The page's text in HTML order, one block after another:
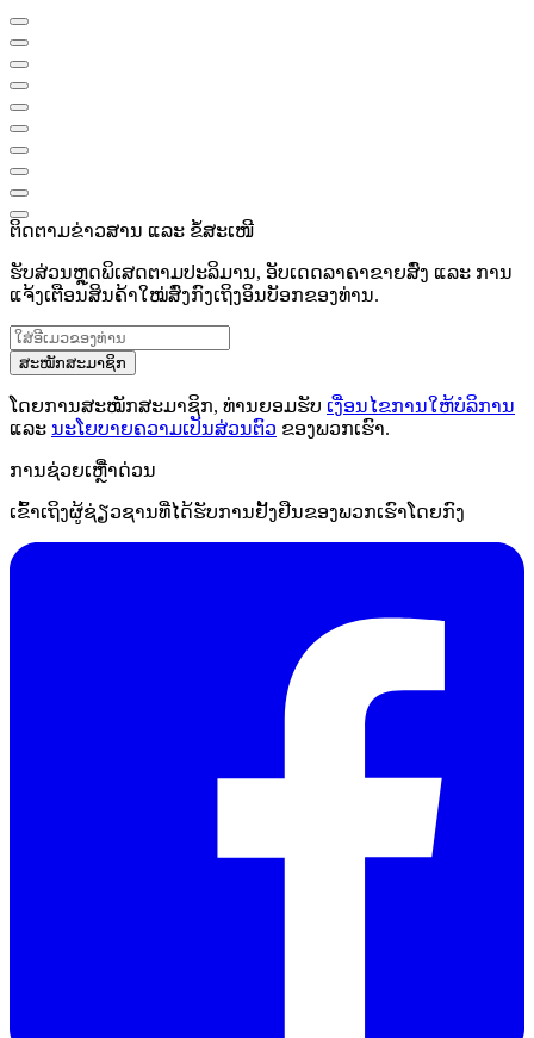
ຕິດຕາມຂ່າວສານ ແລະ ຂໍ້ສະເໜີ
ຮັບສ່ວນຫຼຸດພິເສດຕາມປະລິມານ, ອັບເດດລາຄາຂາຍສົ່ງ ແລະ ການ
ແຈ້ງເຕືອນສິນຄ້າໃໝ່ສົ່ງກົງເຖິງອິນບັອກຂອງທ່ານ.
ສະໝັກສະມາຊິກ
ໂດຍການສະໝັກສະມາຊິກ, ທ່ານຍອມຮັບ ເງື່ອນໄຂການໃຫ້ບໍລິການ
ແລະ ນະໂຍບາຍຄວາມເປັນສ່ວນຕົວ ຂອງພວກເຮົາ.
ການຊ່ວຍເຫຼືໍາດ່ວນ
ເຂົ້າເຖິງຜູ້ຊ່ຽວຊານທີ່ໄດ້ຮັບການຢັ້ງຢືນຂອງພວກເຮົາໂດຍກົງ